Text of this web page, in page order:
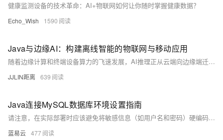
健康监测设备的技术革命：AI+物联网如何让你随时掌握健康数据？
Echo_Wish 1590
Java与边缘AI：构建离线智能的物联网与移动应用
随着边缘计算和终端设备算力的飞速发展，AI推理正从云端向边缘端迁移。本文深入探讨如何在资源受限的边缘设备上使用Java构建离线智能应用，涵盖从模型优化、推理加速到资源管理的全流程。我们将完整展示在Android设备、嵌入式系统和IoT网关中部署轻量级AI模型的技术方案，为构建真正实时、隐私安全的边缘智能应用提供完整实践指南。
JJLIN距离 639
Java连接MySQL数据库环境设置指南
请注意，在实际部署时应该避免将敏感信息（如用户名和密码）硬编码在源码文件里面；应该使用配置文件或者环境变量等更为安全可靠地方式管理这些信息。此外，在处理大量数据时考虑使用PreparedStatement而不是Statement可以提高性能并防止SQL注入攻击；同时也要注意正确处理异常情况，并且确保所有打开过得资源都被正确关闭释放掉以防止内存泄漏等问题发生。
蓝易云 477